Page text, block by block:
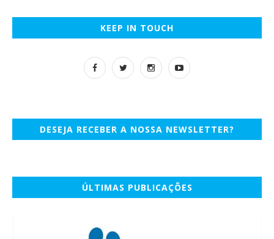
KEEP IN TOUCH
DESEJA RECEBER A NOSSA NEWSLETTER?
ÚLTIMAS PUBLICAÇÕES